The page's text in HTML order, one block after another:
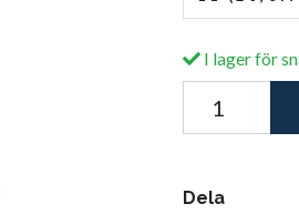
I lager för
Dela